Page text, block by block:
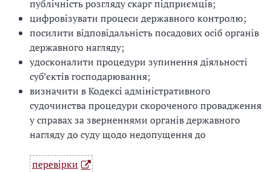
публічність розгляду скарг підприємців;
цифровізувати процеси державного контролю;
посилити відповідальність посадових осіб органів
державного нагляду;
удосконалити процедури зупинення діяльності
суб’єктів господарювання;
визначити в Кодексі адміністративного
судочинства процедури скороченого провадження
у справах за зверненнями органів державного
нагляду до суду щодо недопущення до
перевірки